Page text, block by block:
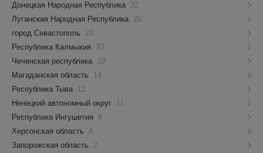
Донецкая Народная Республика 32
Луганская Народная Республика 25
город Севастополь
23
Республика Калмыкия
20
Чеченская республика 19
Магаданская область
14
Республика Тыва 11
Ненецкий автономный округ 11
Республика Ингушетия
8
Херсонская область 4
Запорожская область
2